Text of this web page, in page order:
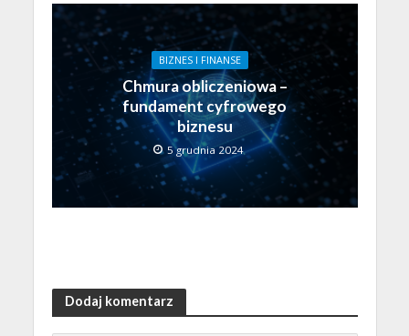
BIZNES I FINANSE
Chmura obliczeniowa –
fundament cyfrowego
biznesu
5 grudnia 2024
Dodaj komentarz